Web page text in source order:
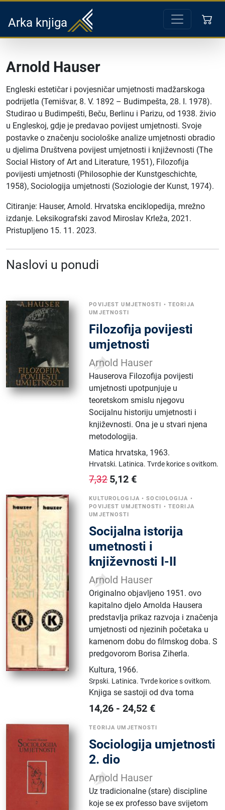
Arka knjiga
Arnold Hauser
Engleski estetičar i povjesničar umjetnosti madžarskoga
podrijetla (Temišvar, 8. V. 1892 – Budimpešta, 28. I. 1978).
Studirao u Budimpešti, Beču, Berlinu i Parizu, od 1938. živio
u Engleskoj, gdje je predavao povijest umjetnosti. Svoje
postavke o značenju sociološke analize umjetnosti obradio
u djelima Društvena povijest umjetnosti i književnosti (The
Social History of Art and Literature, 1951), Filozofija
povijesti umjetnosti (Philosophie der Kunstgeschichte,
1958), Sociologija umjetnosti (Soziologie der Kunst, 1974).
Citiranje: Hauser, Arnold. Hrvatska enciklopedija, mrežno
izdanje. Leksikografski zavod Miroslav Krleža, 2021.
Pristupljeno 15. 11. 2023.
Naslovi u ponudi
POVIJEST UMJETNOSTI • TEORIJA
UMJETNOSTI
Filozofija povijesti
umjetnosti
Arnold Hauser
Hauserova Filozofija povijesti
umjetnosti upotpunjuje u
teoretskom smislu njegovu
Socijalnu historiju umjetnosti i
književnosti. Ona je u stvari njena
metodologija.
Matica hrvatska, 1963.
Hrvatski. Latinica.Tvrde korice s ovitkom.
7,32 5,12 €
KULTUROLOGIJA •SOCIOLOGIJA •
POVIJEST UMJETNOSTI • TEORIJA
UMJETNOSTI
Socijalna istorija
umetnosti i
književnosti I-II
Arnold Hauser
Originalno objavljeno 1951. ovo
kapitalno djelo Arnolda Hausera
predstavlja prikaz razvoja i značenja
umjetnosti od njezinih početaka u
kamenom dobu do filmskog doba. S
predgovorom Borisa Ziherla.
Kultura, 1966.
Srpski. Latinica.Tvrde korice s ovitkom.
Knjiga se sastoji od dva toma
14,26 -24,52 €
TEORIJA UMJETNOSTI
Sociologija umjetnosti
2. dio
Arnold Hauser
Uz tradicionalne (stare) discipline
koje se ex professo bave svijetom